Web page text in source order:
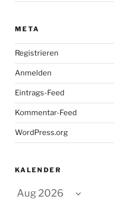
META
Registrieren
Anmelden
Eintrags-Feed
Kommentar-Feed
WordPress.org
KALENDER